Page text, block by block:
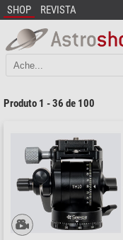
SHOP REVISTA
Produto 1 - 36 de 100